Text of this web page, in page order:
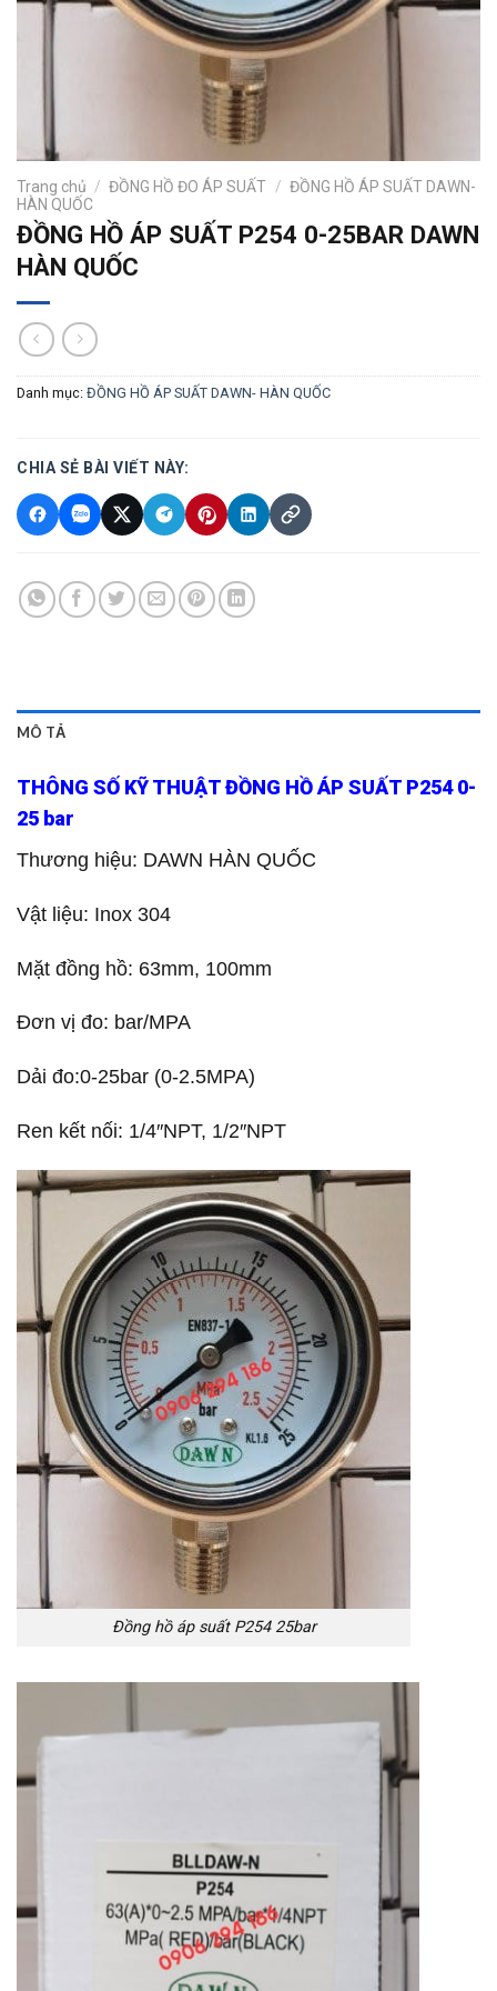
Trang chủ / ĐỒNG HỒ ĐO ÁP SUẤT / ĐỒNG HỒ ÁP SUẤT DAWN-
HÀN QUỐC
ĐỒNG HỒ ÁP SUẤT P254 0-25BAR DAWN
HÀN QUỐC
Danh mục: ĐỒNG HỒ ÁP SUẤT DAWN- HÀN QUỐC
CHIA SẺ BÀI VIẾT NÀY:
MÔ TẢ
THÔNG SỐ KỸ THUẬT ĐỒNG HỒ ÁP SUẤT P254 0-
25 bar
Thương hiệu: DAWN HÀN QUỐC
Vật liệu: Inox 304
Mặt đồng hồ: 63mm, 100mm
Đơn vị đo: bar/MPA
Dải đo:0-25bar (0-2.5MPA)
Ren kết nối: 1/4″NPT, 1/2″NPT
Đồng hồ áp suất P254 25bar